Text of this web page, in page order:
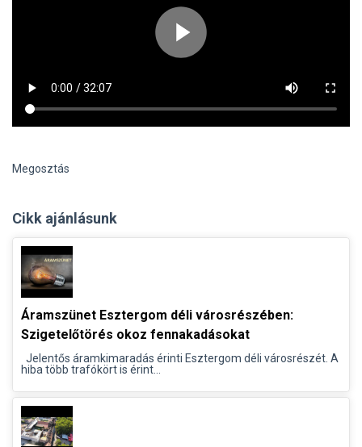
Megosztás
Cikk ajánlásunk
Áramszünet Esztergom déli városrészében:
Szigetelőtörés okoz fennakadásokat
Jelentős áramkimaradás érinti Esztergom déli városrészét. A
hiba több trafókört is érint...